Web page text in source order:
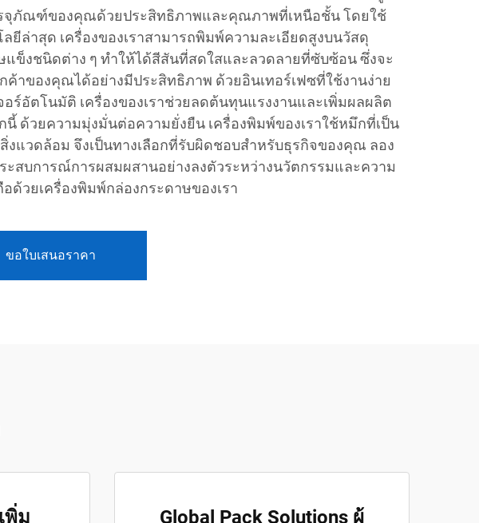
จุภัณฑ์ของคุณด้วยประสิทธิภาพและคุณภาพที่เหนือชั้น โดยใช้
ลยีล่าสุด เครื่องของเราสามารถพิมพ์ความละเอียดสูงบนวัสดุ
แข็งชนิดต่าง ๆ ทำให้ได้สีสันที่สดใสและลวดลายที่ซับซ้อน ซึ่งจะ
ค้าของคุณได้อย่างมีประสิทธิภาพ ด้วยอินเทอร์เฟซที่ใช้งานง่าย
อร์อัตโนมัติ เครื่องของเราช่วยลดต้นทุนแรงงานและเพิ่มผลผลิต
นี้ ด้วยความมุ่งมั่นต่อความยั่งยืน เครื่องพิมพ์ของเราใช้หมึกที่เป็น
งแวดล้อม จึงเป็นทางเลือกที่รับผิดชอบสำหรับธุรกิจของคุณ ลอง
ะสบการณ์การผสมผสานอย่างลงตัวระหว่างนวัตกรรมและความ
อด้วยเครื่องพิมพ์กล่องกระดาษของเรา
ขอใบเสนอราคา
พิ่ม
Global Pack Solutions ผู้